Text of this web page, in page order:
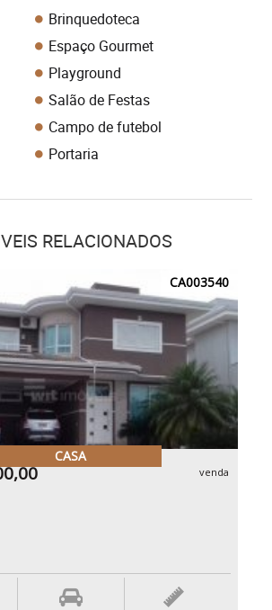
Brinquedoteca
Espaço Gourmet
Playground
Salão de Festas
Campo de futebol
Portaria
RELACIONADOS
CA003540
CASA
venda